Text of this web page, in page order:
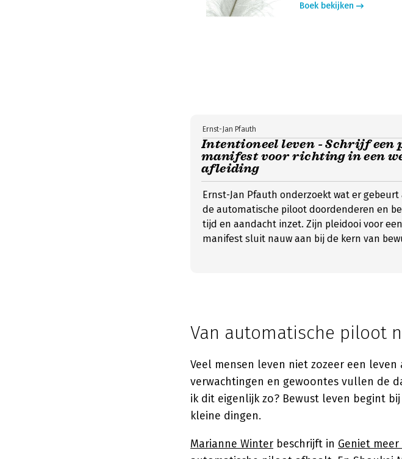
Boek bekijken
Intentioneel leven - Schrijf een
manifest voor richting in een
afleiding
Ernst-Jan Pfauth
Ernst-Jan Pfauth onderzoekt wat er
de automatische piloot doordenderen en
tijd en aandacht inzet. Zijn pleidooi voor
manifest sluit nauw aan bij de kern van
Van automatische piloot
Veel mensen leven niet zozeer een
verwachtingen en gewoontes vullen de
ik dit eigenlijk zo? Bewust leven begint
kleine dingen.
Marianne Winter beschrijft in Geniet